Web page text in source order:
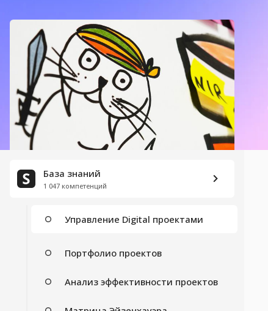
База знаний
1 047 компетенций
Границы проекта
Паспорт проекта
Процессы управления проектами
Управление изменениями
Мотивация проектной команды
Управление Digital проектами
Портфолио проектов
Анализ эффективности проектов